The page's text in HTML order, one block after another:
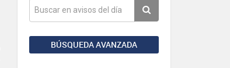
BÚSQUEDA AVANZADA